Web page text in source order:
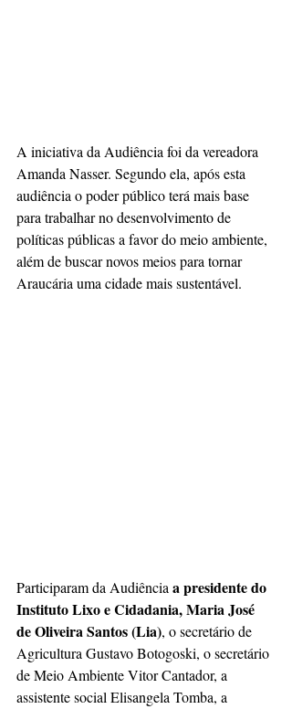
A iniciativa da Audiência foi da vereadora
Amanda Nasser. Segundo ela, após esta
audiência o poder público terá mais base
para trabalhar no desenvolvimento de
políticas públicas a favor do meio ambiente,
além de buscar novos meios para tornar
Araucária uma cidade mais sustentável.
Participaram da Audiência a presidente do
Instituto Lixo e Cidadania, Maria José
de Oliveira Santos (Lia), o secretário de
Agricultura Gustavo Botogoski, o secretário
de Meio Ambiente Vitor Cantador, a
assistente social Elisangela Tomba, a